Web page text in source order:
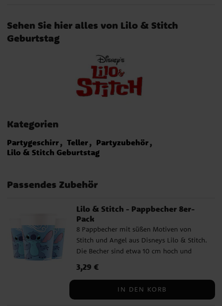
Sehen Sie hier alles von Lilo & Stitch
Geburtstag
Kategorien
Partygeschirr Teller
Partyzubehör
Lilo & Stitch Geburtstag
Passendes Zubehör
Lilo & Stitch - Pappbecher 8er-
Pack
8 Pappbecher mit süßen Motiven von
Stitch und Angel aus Disneys Lilo & Stitch.
Die Becher sind etwa 10 cm hoch und
Preis :3,29 €
3,29 €
IN DEN KORB